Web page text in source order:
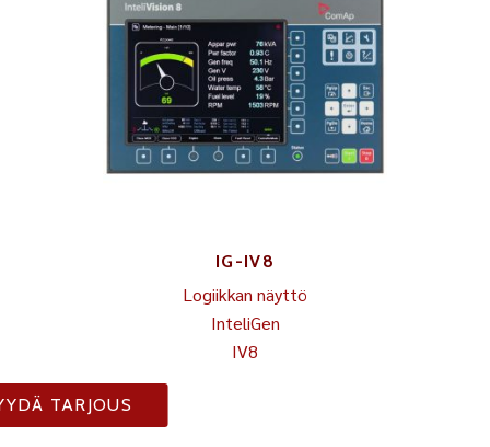
IG-IV8
Logiikkan näyttö
InteliGen
IV8
TARJOUS